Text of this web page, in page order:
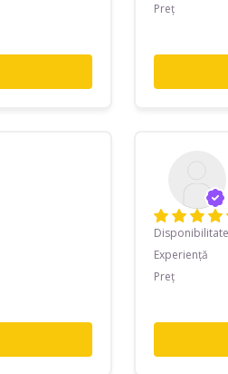
Preț
Disponibilitate
Experiență
Preț